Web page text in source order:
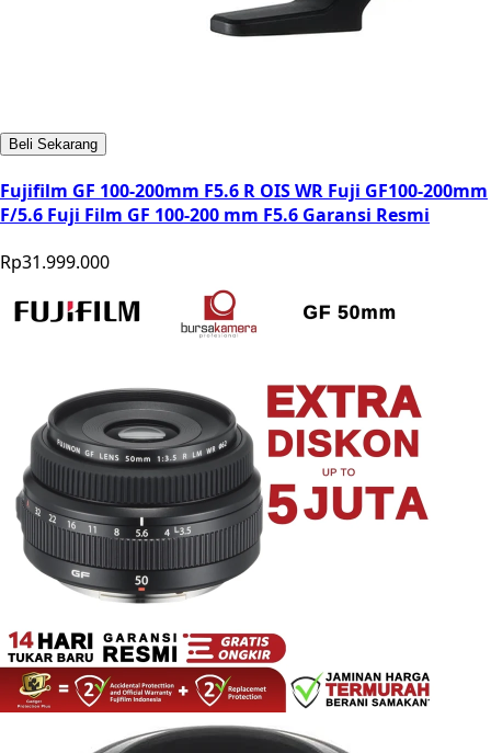
Beli Sekarang
Fujifilm GF 100-200mm F5.6 R OIS WR Fuji GF100-200mm
F/5.6 Fuji Film GF 100-200 mm F5.6 Garansi Resmi
Rp31.999.000